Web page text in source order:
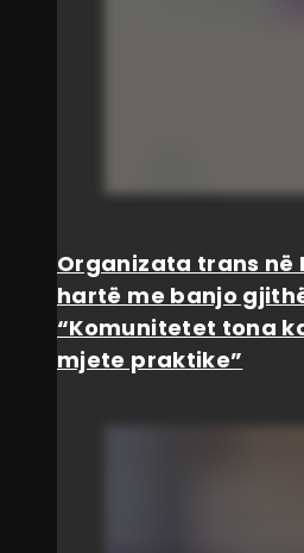
Organizata trans në
hartë me banjo
“Komunitetet tona
mjete praktike”